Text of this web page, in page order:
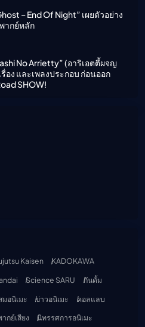
– End Of Night” เผยตัวอย่าง
ากย์หลัก
No Arrietty” (อาริเอตตี้ผจญ
อง และเพลงประกอบ ก่อนออก
SHOW!
Kaisen
KADOKAWA
Science SARU
กันดั้ม
มอนิเมะ ข่าวอนิเมะ
คอลแลบ
กย์เสียง
นิทรรศการอนิเมะ